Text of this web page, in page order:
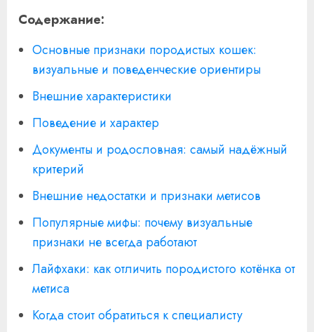
Содержание:
Основные признаки породистых кошек:
визуальные и поведенческие ориентиры
Внешние характеристики
Поведение и характер
Документы и родословная: самый надёжный
критерий
Внешние недостатки и признаки метисов
Популярные мифы: почему визуальные
признаки не всегда работают
Лайфхаки: как отличить породистого котёнка от
метиса
Когда стоит обратиться к специалисту